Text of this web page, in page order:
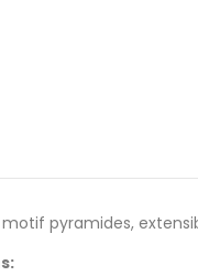
motif pyramides,